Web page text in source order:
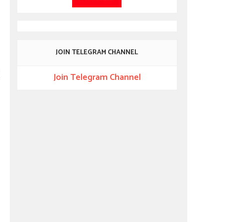
JOIN TELEGRAM CHANNEL
Join Telegram Channel